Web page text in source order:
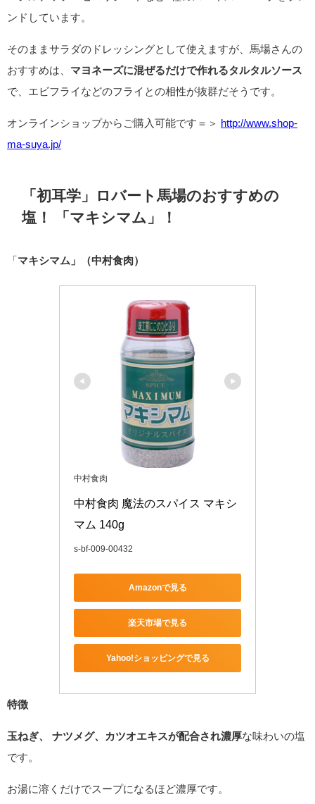
ンドしています。
そのままサラダのドレッシングとして使えますが、馬場さんの
おすすめは、 マヨネーズに混ぜるだけで作れるタルタルソース
で、エビフライなどのフライとの相性が抜群だそうです。
オンラインショップからご購入可能です＝＞
http://www.shop-
ma-suya.jp/
「初耳学」ロバート馬場のおすすめの
塩！ 「 マキシマム」！
「 マキシマム」（中村食肉）
中村食肉
中村食肉 魔法のスパイス マキシ
マム 140g
s-bf-009-00432
Amazonで見る
楽天市場で見る
Yahoo!ショッピングで見る
特徴
玉ねぎ、 ナツメグ、カツオエキスが配合され濃厚な味わいの塩
です。
お湯に溶くだけでスープになるほど濃厚です。